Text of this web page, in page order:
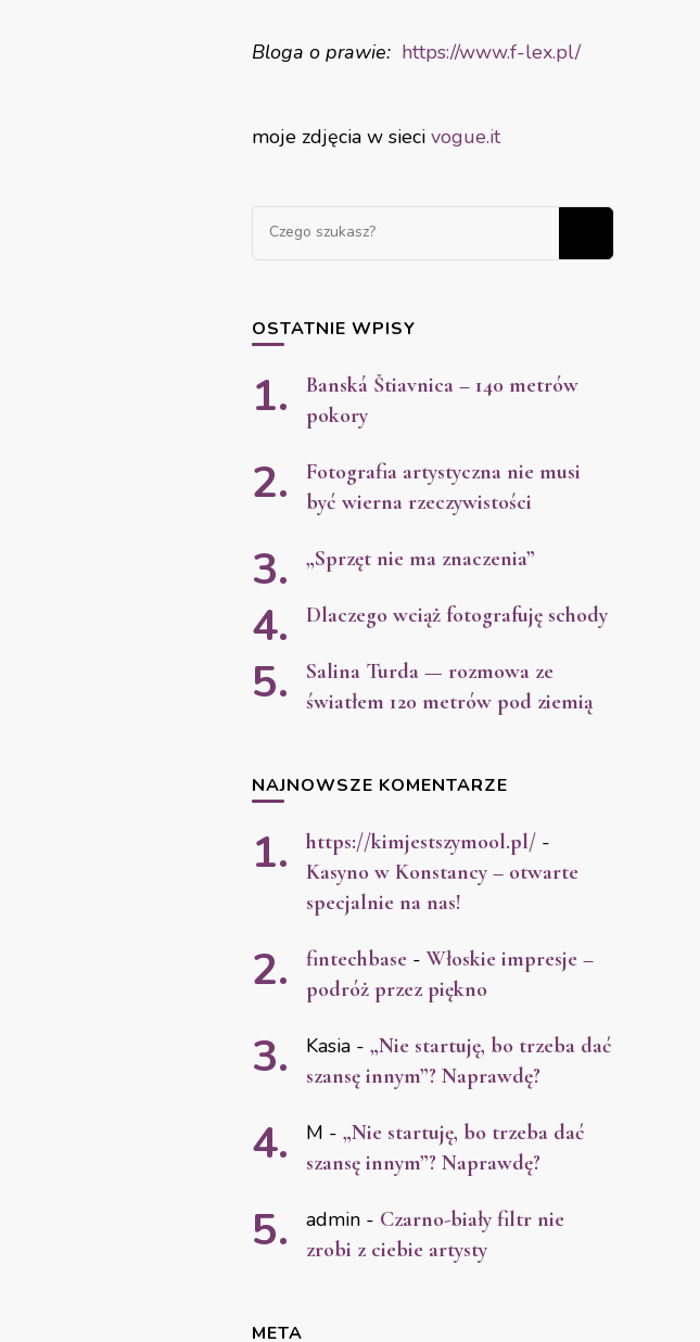
Bloga o prawie: https://www.f-lex.pl/
moje zdjęcia w sieci vogue.it
OSTATNIE WPISY
Banská Štiavnica – 140 metrów
pokory
Fotografia artystyczna nie musi
być wierna rzeczywistości
„Sprzęt nie ma znaczenia”
Dlaczego wciąż fotografuję schody
Salina Turda — rozmowa ze
światłem 120 metrów pod ziemią
NAJNOWSZE KOMENTARZE
https://kimjestszymool.pl/-
Kasyno w Konstancy – otwarte
specjalnie na nas!
fintechbase - Włoskie impresje –
podróż przez piękno
Kasia- „Nie startuję, bo trzeba dać
szansę innym”? Naprawdę?
M - „Nie startuję, bo trzeba dać
szansę innym”? Naprawdę?
admin- Czarno-biały filtr nie
zrobi z ciebie artysty
META